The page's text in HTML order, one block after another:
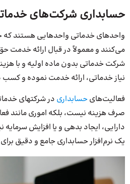
حسابداری شرکت‌های
واحدهای خدماتی واحدهایی هستند که
می‌کنند و معمولاً در قبال ارائه خدمت
شرکت خدماتی بدون ماده اولیه و با
نیاز خدماتی، ارائه خدمت نموده و
فعالیت‌هایحسابداری در شرکتهای
صرف هزینه نیست، بلکه اموری مانند
دارایی، ایجاد بدهی و یا افزایش سرمایه
یک نرم‌افزار حسابداری جامع و دقیق